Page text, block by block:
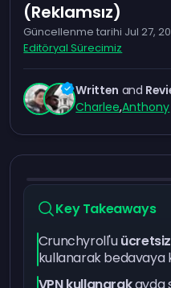
(Reklamsız)
Güncellenme tarihi Jul 27,
Editöryal Sürecimiz
Written and
Charlee,Anthony
Key Takeaways
Crunchyroll'u
kullanarak bedavaya